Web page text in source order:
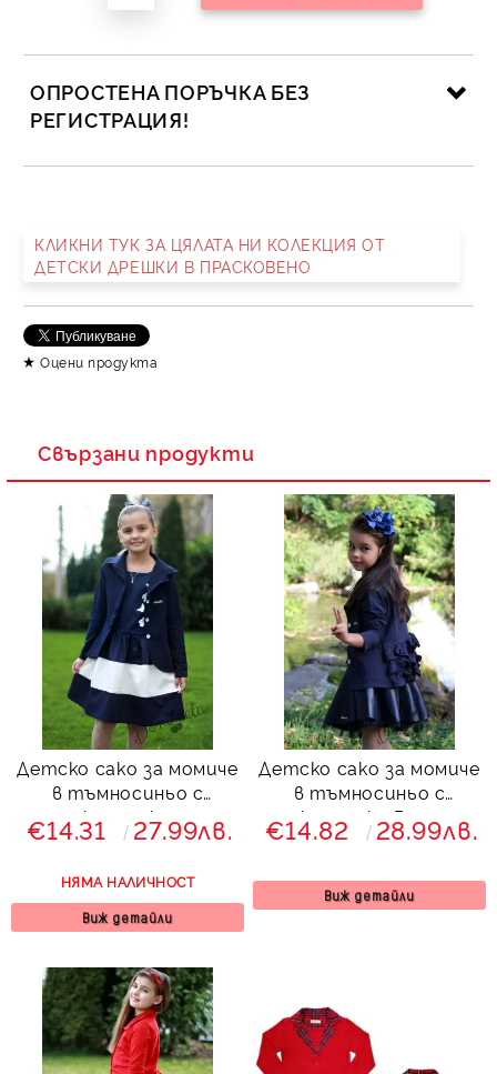
ОПРОСТЕНА ПОРЪЧКА БЕЗ
РЕГИСТРАЦИЯ!
Ние ще се свържем с вас в рамките на работния ден.
КЛИКНИ ТУК ЗА ЦЯЛАТА НИ КОЛЕКЦИЯ ОТ
ДЕТСКИ ДРЕШКИ В ПРАСКОВЕНО
Оцени продукта
Свързани продукти
Детско сако за момиче
в тъмносиньо с
къдрички
€14.31 27.99лв.
НЯМА НАЛИЧНОСТ
Виж детайли
Детско сако за момиче
в тъмносиньо с
къдрички Гери
€14.82 28.99лв.
Виж детайли